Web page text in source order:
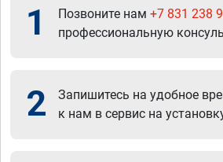
1 Позвоните нам +7 831 238
профессиональную
2
Запишитесь на удобное
к нам в сервис на